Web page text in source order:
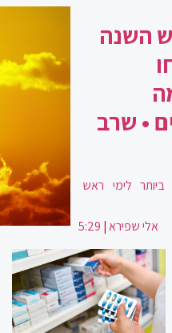
השנה
• שרב
לימי ראש
אלי שפירא|
5:29